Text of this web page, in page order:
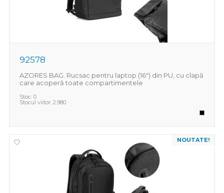
92578
AZORES BAG. Rucsac pentru laptop (16") din PU, cu clapă
care acoperă toate compartimentele
Stoc: 0
Stocul viitor: 2.980
NOUTATE!